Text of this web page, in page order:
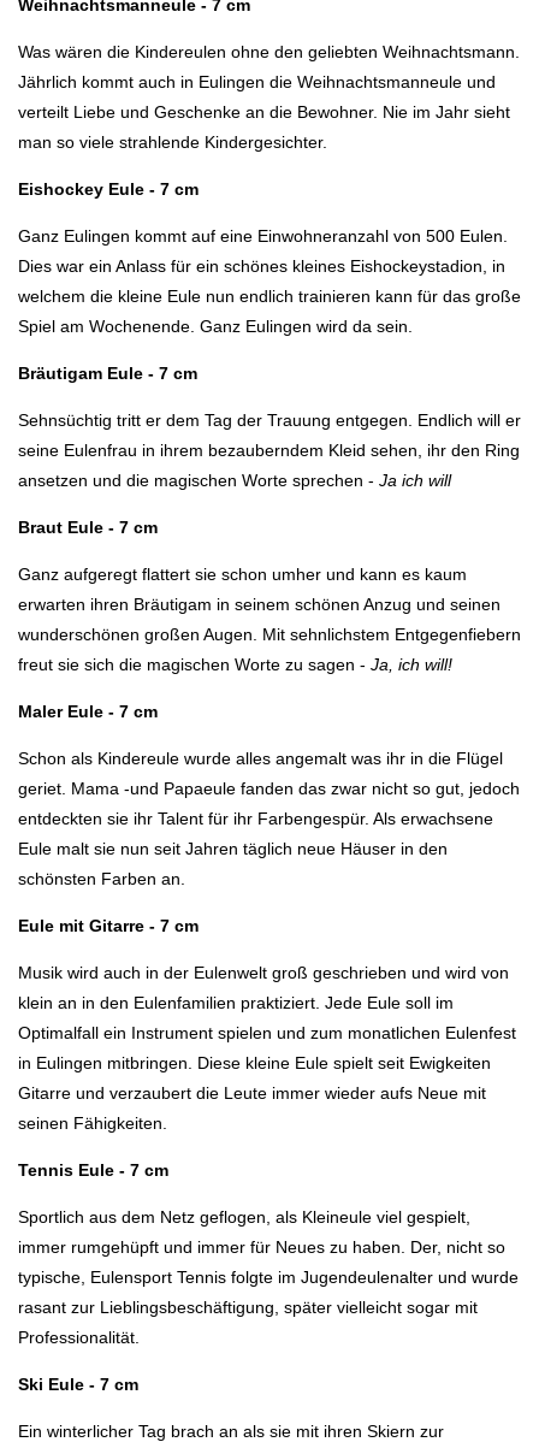
Weihnachtsmanneule - 7 cm
Was wären die Kindereulen ohne den geliebten Weihnachtsmann.
Jährlich kommt auch in Eulingen die Weihnachtsmanneule und
verteilt Liebe und Geschenke an die Bewohner. Nie im Jahr sieht
man so viele strahlende Kindergesichter.
Eishockey Eule - 7 cm
Ganz Eulingen kommt auf eine Einwohneranzahl von 500 Eulen.
Dies war ein Anlass für ein schönes kleines Eishockeystadion, in
welchem die kleine Eule nun endlich trainieren kann für das große
Spiel am Wochenende. Ganz Eulingen wird da sein.
Bräutigam Eule - 7 cm
Sehnsüchtig tritt er dem Tag der Trauung entgegen. Endlich will er
seine Eulenfrau in ihrem bezauberndem Kleid sehen, ihr den Ring
ansetzen und die magischen Worte sprechen - Ja ich will
Braut Eule - 7 cm
Ganz aufgeregt flattert sie schon umher und kann es kaum
erwarten ihren Bräutigam in seinem schönen Anzug und seinen
wunderschönen großen Augen. Mit sehnlichstem Entgegenfiebern
freut sie sich die magischen Worte zu sagen - Ja, ich will!
Maler Eule - 7 cm
Schon als Kindereule wurde alles angemalt was ihr in die Flügel
geriet. Mama -und Papaeule fanden das zwar nicht so gut, jedoch
entdeckten sie ihr Talent für ihr Farbengespür. Als erwachsene
Eule malt sie nun seit Jahren täglich neue Häuser in den
schönsten Farben an.
Eule mit Gitarre - 7 cm
Musik wird auch in der Eulenwelt groß geschrieben und wird von
klein an in den Eulenfamilien praktiziert. Jede Eule soll im
Optimalfall ein Instrument spielen und zum monatlichen Eulenfest
in Eulingen mitbringen. Diese kleine Eule spielt seit Ewigkeiten
Gitarre und verzaubert die Leute immer wieder aufs Neue mit
seinen Fähigkeiten.
Tennis Eule - 7 cm
Sportlich aus dem Netz geflogen, als Kleineule viel gespielt,
immer rumgehüpft und immer für Neues zu haben. Der, nicht so
typische, Eulensport Tennis folgte im Jugendeulenalter und wurde
rasant zur Lieblingsbeschäftigung, später vielleicht sogar mit
Professionalität.
Ski Eule - 7 cm
Ein winterlicher Tag brach an als sie mit ihren Skiern zur